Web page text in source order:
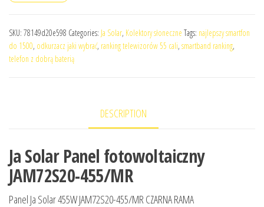
SKU: 78149d20e598 Categories: Ja Solar, Kolektory słoneczne Tags: najlepszy smartfon
do 1500, odkurzacz jaki wybrać, ranking telewizorów 55 cali, smartband ranking,
telefon z dobrą baterią
DESCRIPTION
Ja Solar Panel fotowoltaiczny
JAM72S20-455/MR
Panel Ja Solar 455W JAM72S20-455/MR CZARNA RAMA